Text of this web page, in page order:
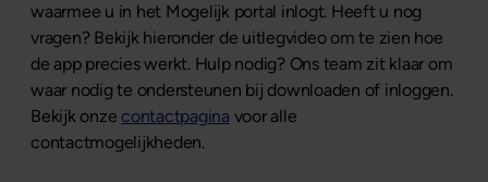
waarmee u in het Mogelijk portal inlogt. Heeft u nog
vragen? Bekijk hieronder de uitlegvideo om te zien hoe
de app precies werkt. Hulp nodig? Ons team zit klaar om
waar nodig te ondersteunen bij downloaden of inloggen.
Bekijk onze contactpagina voor alle
contactmogelijkheden.